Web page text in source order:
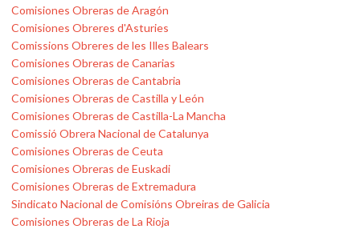
Comisiones Obreras de Aragón
Comisiones Obreres d'Asturies
Comissions Obreres de les Illes Balears
Comisiones Obreras de Canarias
Comisiones Obreras de Cantabria
Comisiones Obreras de Castilla y León
Comisiones Obreras de Castilla-La Mancha
Comissió Obrera Nacional de Catalunya
Comisiones Obreras de Ceuta
Comisiones Obreras de Euskadi
Comisiones Obreras de Extremadura
Sindicato Nacional de Comisións Obreiras de Galicia
Comisiones Obreras de La Rioja